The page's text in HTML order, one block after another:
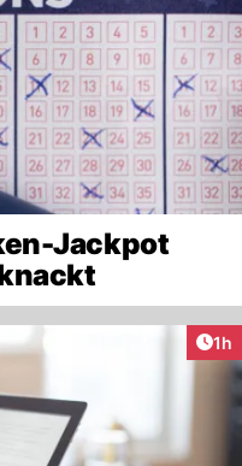
Jackpot
1h